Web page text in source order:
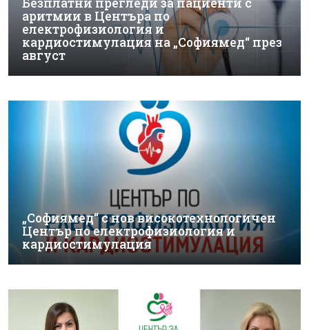
аритмии в Центъра по
електрофизиология и
кардиостимулация на „Софиямед“ през
август
„Софиямед“ с нов високотехнологичен
Център по електрофизиология и
кардиостимулация